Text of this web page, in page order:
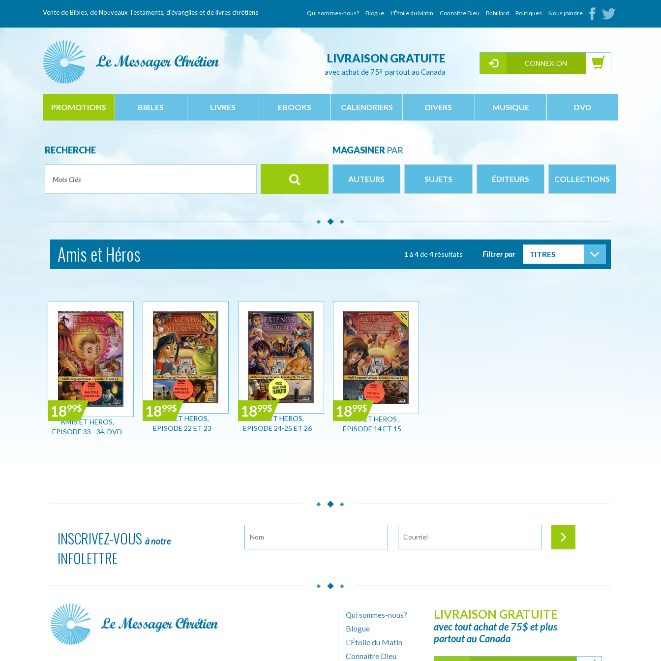
Vente de Bibles, de Nouveaux Testaments, d'évangiles et de livres chrétiens Qui sommes-nous? Blogue L'Étoile du Matin Connaître Dieu Babillard Politiques Nous joindre
LIVRAISON GRATUITE
avec achat de 75$
partout au Canada
CONNEXION
PROMOTIONS BIBLES LIVRES EBOOKS CALENDRIERS DIVERS MUSIQUE DVD
RECHERCHE MAGASINER PAR
AUTEURS SUJETS ÉDITEURS COLLECTIONS
Amis et Héros Filtrer par TITRES
1à 4de4résultats
1899$
AMIS ET HEROS,
EPISODE 33 - 34, DVD
1899$
AMIS ET HEROS,
EPISODE 22 ET 23
1899$
AMIS ET HEROS,
EPISODE 24-25 ET 26
1899$
AMIS ET HÉROS ,
ÉPISODE 14 ET 15
INSCRIVEZ-VOUS à notre
INFOLETTRE
Qui sommes-nous?
Blogue
L'Étoile du Matin
Connaître Dieu
LIVRAISON GRATUITE
avec tout achat de 75$ et plus
partout au Canada